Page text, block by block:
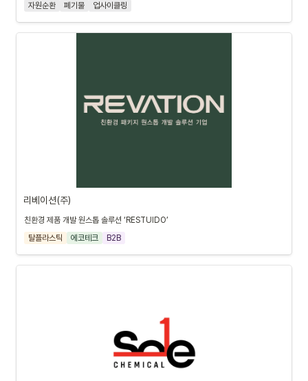
자원순환 폐기물 업사이클링
리베이션(주)
친환경 제품 개발 원스톱 솔루션 ‘RESTUIDO’
탈플라스틱
에코테크 B2B